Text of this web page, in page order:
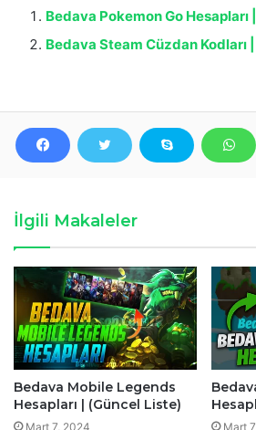
Bedava Pokemon Go
Bedava Steam Cüzdan Kodları
İlgili Makaleler
Bedava Mobile Legends
Hesapları | (Güncel Liste)
Mart 7, 2024 Mart